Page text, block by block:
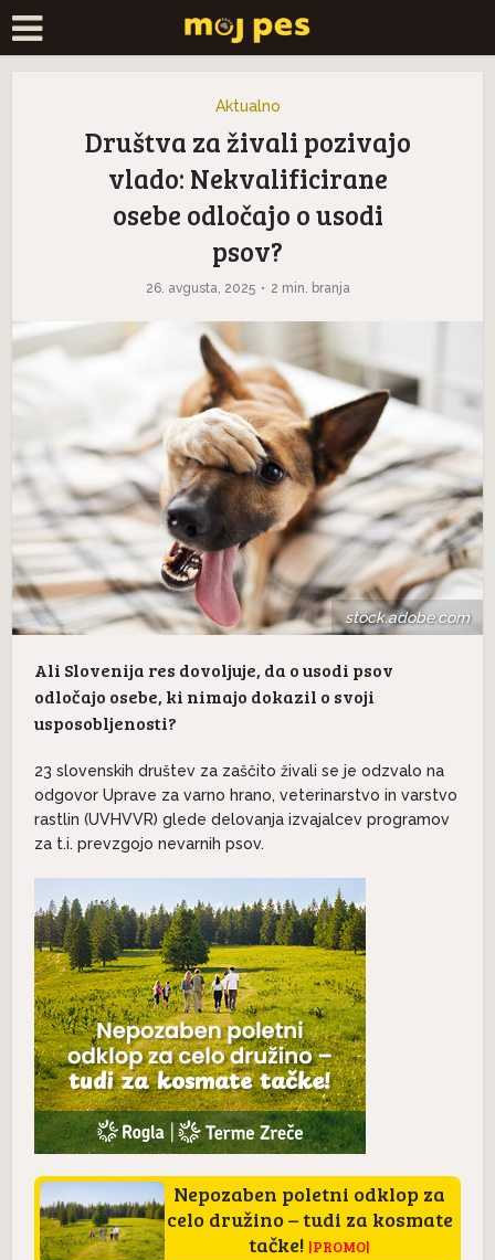
Aktualno
Društva za živali pozivajo
vlado: Nekvalificirane
osebe odločajo o usodi
psov?
26. avgusta, 2025 2 min. branja
stock.adobe.com
Ali Slovenija res dovoljuje, da o usodi psov
odločajo osebe, ki nimajo dokazil o svoji
usposobljenosti?
23 slovenskih društev za zaščito živali se je odzvalo na
odgovor Uprave za varno hrano, veterinarstvo in varstvo
rastlin (UVHVVR) glede delovanja izvajalcev programov
za t.i. prevzgojo nevarnih psov.
Nepozaben poletni odklop za
celo družino – tudi za kosmate
tačke! |PROMO|